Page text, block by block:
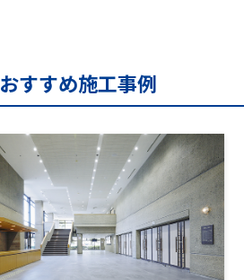
おすすめ施工事例